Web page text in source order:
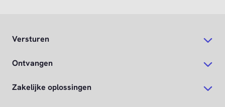
Versturen
Ontvangen
Zakelijke oplossingen